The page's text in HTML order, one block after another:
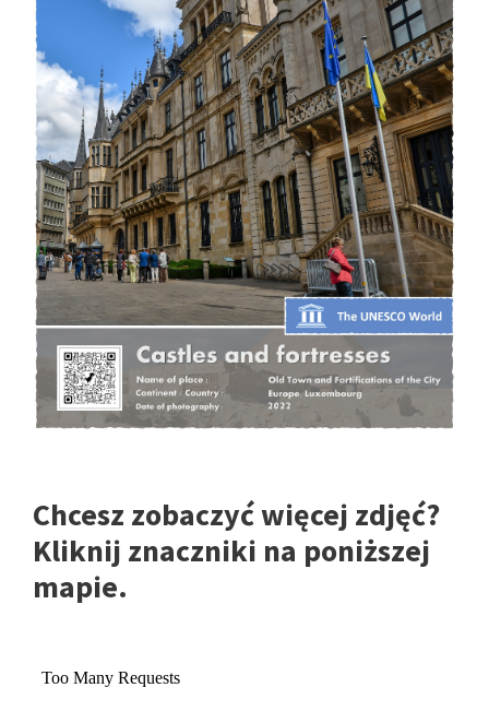
Chcesz zobaczyć więcej zdjęć?
Kliknij znaczniki na poniższej
mapie.